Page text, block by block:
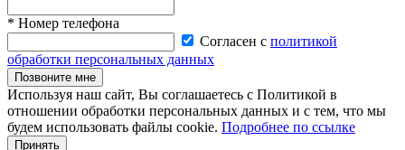
* Номер телефона
Согласен с политикой
обработки персональных данных
Позвоните мне
Используя наш сайт, Вы соглашаетесь с Политикой в
отношении обработки персональных данных и с тем, что мы
будем использовать файлы cookie. Подробнее по ссылке
Принять